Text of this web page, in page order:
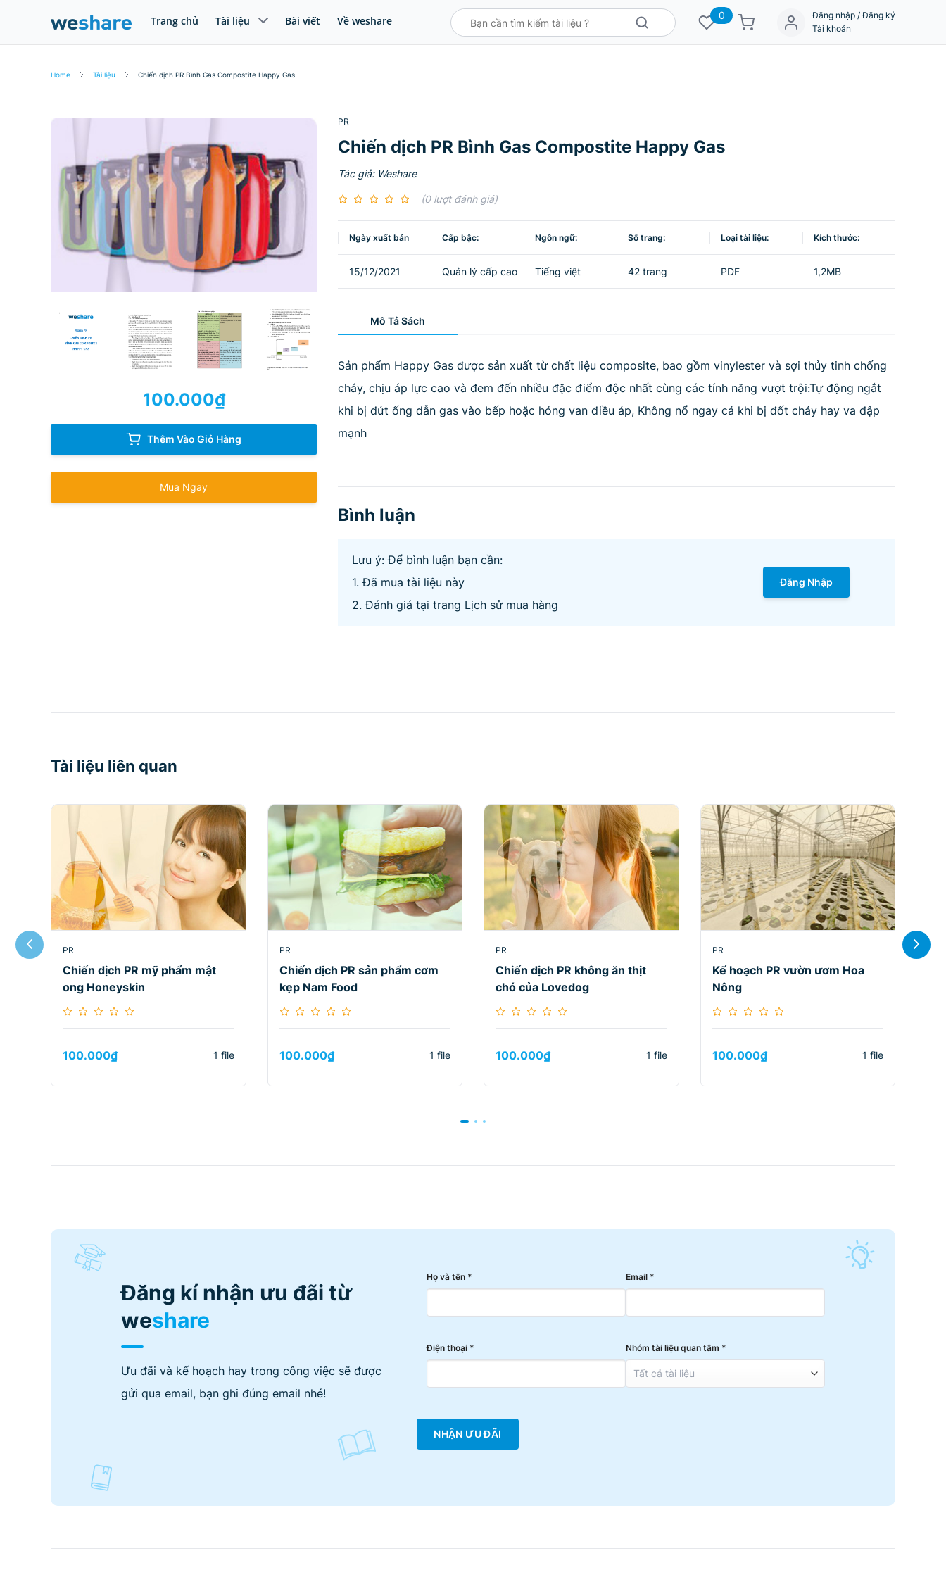
Trang chủ Tài liệu Bài viết Về weshare 0
Đăng nhập / Đăng ký
Tài khoản
Home Tài liệu Chiến dịch PR Bình Gas Compostite Happy Gas
100.000₫
Thêm Vào Giỏ Hàng
Mua Ngay
PR
Chiến dịch PR Bình Gas Compostite Happy Gas
Tác giả: Weshare
(0 lượt đánh giá)
Ngày xuất bản Cấp bậc: Ngôn ngữ: Số trang: Loại tài liệu: Kích thước:
15/12/2021 Quản lý cấp cao Tiếng việt 42 trang PDF 1,2MB
Mô Tả Sách
Sản phẩm Happy Gas được sản xuất từ chất liệu composite, bao gồm vinylester và sợi thủy tinh chống
cháy, chịu áp lực cao và đem đến nhiều đặc điểm độc nhất cùng các tính năng vượt trội:Tự động ngắt
khi bị đứt ống dẫn gas vào bếp hoặc hỏng van điều áp, Không nổ ngay cả khi bị đốt cháy hay va đập
mạnh
Bình luận
Lưu ý: Để bình luận bạn cần:
1. Đã mua tài liệu này
2. Đánh giá tại trang Lịch sử mua hàng
Đăng Nhập
Tài liệu liên quan
PR
Chiến dịch PR mỹ phẩm mật
ong Honeyskin
100.000₫ 1 file
PR
Chiến dịch PR sản phẩm cơm
kẹp Nam Food
100.000₫ 1 file
PR
Chiến dịch PR không ăn thịt
chó của Lovedog
100.000₫ 1 file
PR
Kế hoạch PR vườn ươm Hoa
Nông
100.000₫ 1 file
PR
Đăng kí nhận ưu đãi từ
weshare
Ưu đãi và kế hoạch hay trong công việc sẽ được
gửi qua email, bạn ghi đúng email nhé!
Họ và tên * Email *
Điện thoại * Nhóm tài liệu quan tâm *
NHẬN ƯU ĐÃI